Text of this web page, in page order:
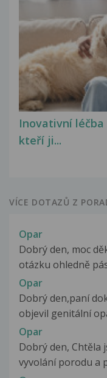
Inovativní
kteří ji...
VÍCE DOTAZŮ Z
Opar
Dobrý den, moc
otázku ohledně
Opar
Dobrý den,paní
objevil genitální
Opar
Dobrý den, Chtěla
vyvolání porodu a